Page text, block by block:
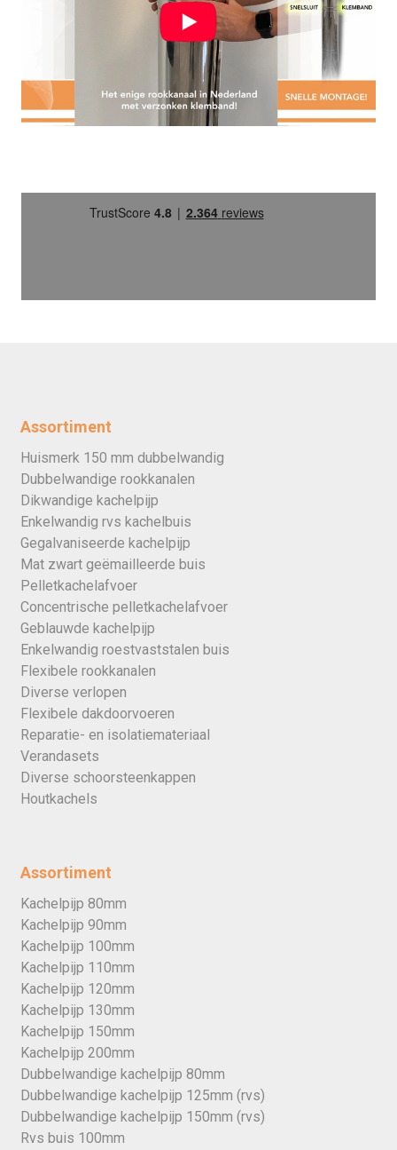
Assortiment
Huismerk 150 mm dubbelwandig
Dubbelwandige rookkanalen
Dikwandige kachelpijp
Enkelwandig rvs kachelbuis
Gegalvaniseerde kachelpijp
Mat zwart geëmailleerde buis
Pelletkachelafvoer
Concentrische pelletkachelafvoer
Geblauwde kachelpijp
Enkelwandig roestvaststalen buis
Flexibele rookkanalen
Diverse verlopen
Flexibele dakdoorvoeren
Reparatie- en isolatiemateriaal
Verandasets
Diverse schoorsteenkappen
Houtkachels
Assortiment
Kachelpijp 80mm
Kachelpijp 90mm
Kachelpijp 100mm
Kachelpijp 110mm
Kachelpijp 120mm
Kachelpijp 130mm
Kachelpijp 150mm
Kachelpijp 200mm
Dubbelwandige kachelpijp 80mm
Dubbelwandige kachelpijp 125mm (rvs)
Dubbelwandige kachelpijp 150mm (rvs)
Rvs buis 100mm